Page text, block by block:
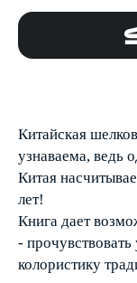
Китайская
узнаваема, ведь
Китая
лет!
Книга дает
-
колористику